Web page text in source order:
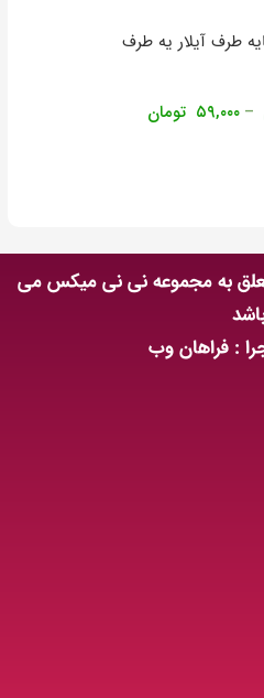
طرف آیلار یه طرف
– ۵۹,۰۰۰ تومان
به مجموعه نی نی میکس می
: فراهان وب